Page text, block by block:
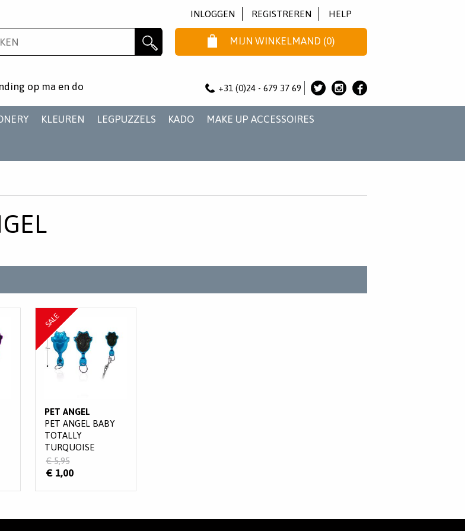
INLOGGEN REGISTREREN HELP
MIJN WINKELMAND (0)
op ma en do
+31 (0)24 - 679 37 69
KLEUREN LEGPUZZELS KADO MAKE UP ACCESSOIRES
PET ANGEL
PET ANGEL BABY
TOTALLY
TURQUOISE
SALE
€ 1,00
€ 5,95
NIEUWSBRIEF
op de hoogste zijn van het laatste
nieuws en aanbiedingen?
AANMELDEN